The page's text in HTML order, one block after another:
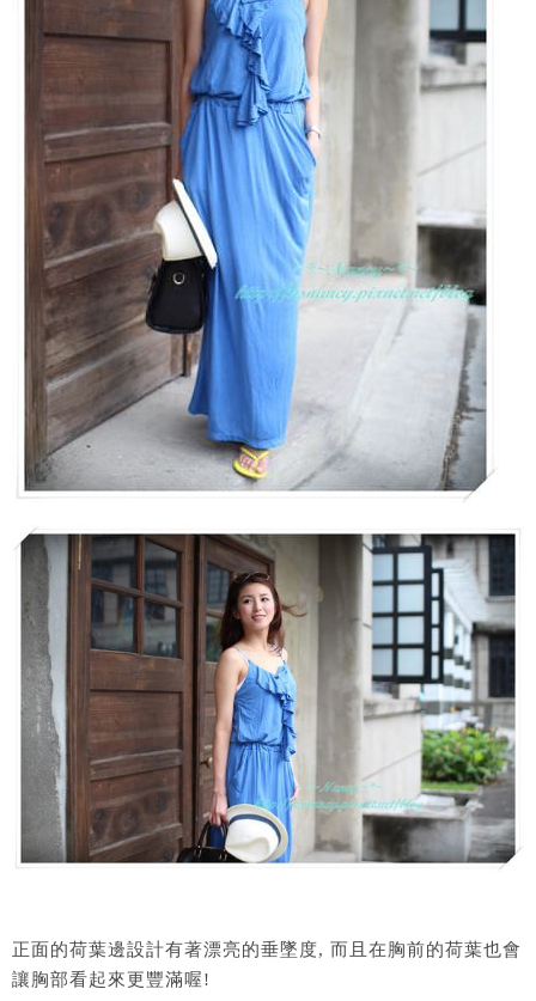
正面的荷葉邊設計有著漂亮的垂墜度, 而且在胸前的荷葉也會
讓胸部看起來更豐滿喔!